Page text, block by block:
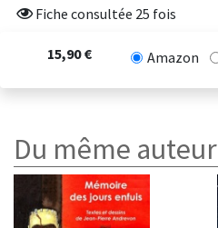
Fiche consultée 25 fois
15,90 € Amazon
Du même auteur